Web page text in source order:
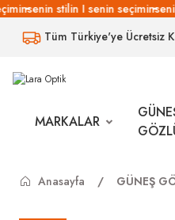
senin stilin I senin seçimin
Tüm Türkiye'ye Ücretsiz
MARKALAR
Anasayfa GÜNEŞ